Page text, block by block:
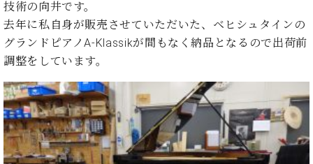
デ
ン
ス
C.
ベ
ヒ
シ
ュ
と
タ
チ
ベ
ヒ
シ
ュ
タ
密
音
楽
家
の
声
ベ
ヒ
ニ
ュ
ー
ス・
イ
ベ
ン
ト
荷
情
等)
プ
レ
ス
リ
リ
う
方
は、
お
く
の
直
営
店
ベ
ヒ
シ
ュ
イ
ン・
ジ
ャ
パ
技術の向井です。
去年に私自身が販売させていただいた、ベヒシュタインの
グランドピアノA-Klassikが間もなく納品となるので出荷前
調整をしています。